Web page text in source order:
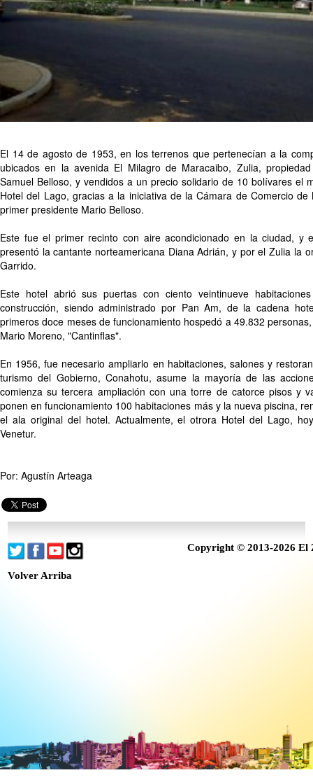
El 14 de agosto de 1953, en los terrenos que pertenecían a la
ubicados en la avenida El Milagro de Maracaibo, Zulia,
Samuel Belloso, y vendidos a un precio solidario de 10 bolívares el
Hotel del Lago, gracias a la iniciativa de la Cámara de Comercio
primer presidente Mario Belloso.
Este fue el primer recinto con aire acondicionado en la ciudad, y
presentó la cantante norteamericana Diana Adrián, y por el Zulia la
Garrido.
Este hotel abrió sus puertas con ciento veintinueve
construcción, siendo administrado por Pan Am, de la cadena
primeros doce meses de funcionamiento hospedó a 49.832
Mario Moreno, "Cantinflas".
En 1956, fue necesario ampliarlo en habitaciones, salones y
turismo del Gobierno, Conahotu, asume la mayoría de las
comienza su tercera ampliación con una torre de catorce pisos y
ponen en funcionamiento 100 habitaciones más y la nueva piscina,
el ala original del hotel. Actualmente, el otrora Hotel del Lago,
Venetur.
Por: Agustín Arteaga
Copyright © 2013-2026 El
Volver Arriba